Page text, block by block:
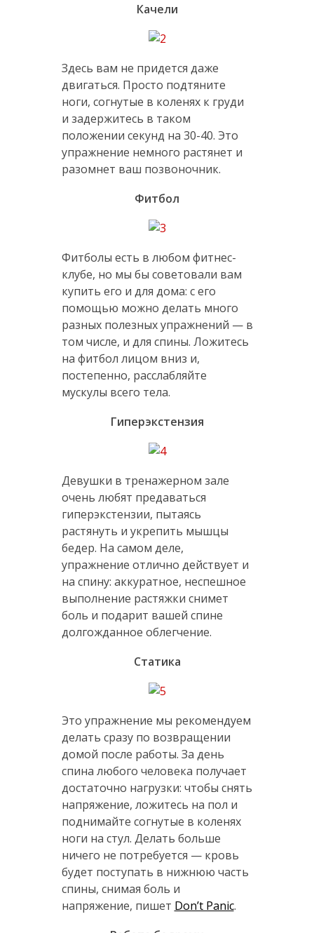
Качели
Здесь вам не придется даже
двигаться. Просто подтяните
ноги, согнутые в коленях к груди
и задержитесь в таком
положении секунд на 30-40. Это
упражнение немного растянет и
разомнет ваш позвоночник.
Фитбол
Фитболы есть в любом фитнес-
клубе, но мы бы советовали вам
купить его и для дома: с его
помощью можно делать много
разных полезных упражнений — в
том числе, и для спины. Ложитесь
на фитбол лицом вниз и,
постепенно, расслабляйте
мускулы всего тела.
Гиперэкстензия
Девушки в тренажерном зале
очень любят предаваться
гиперэкстензии, пытаясь
растянуть и укрепить мышцы
бедер. На самом деле,
упражнение отлично действует и
на спину: аккуратное, неспешное
выполнение растяжки снимет
боль и подарит вашей спине
долгожданное облегчение.
Статика
Это упражнение мы рекомендуем
делать сразу по возвращении
домой после работы. За день
спина любого человека получает
достаточно нагрузки: чтобы снять
напряжение, ложитесь на пол и
поднимайте согнутые в коленях
ноги на стул. Делать больше
ничего не потребуется — кровь
будет поступать в нижнюю часть
спины, снимая боль и
напряжение, пишет Don’t Panic.